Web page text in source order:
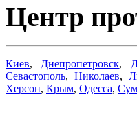
Центр
Киев,Днепропетровск,
Севастополь, Николаев,
Херсон, Крым, Одесса,